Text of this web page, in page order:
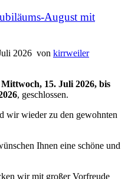
August mit
2026 von kirrweiler
Mittwoch, 15. Juli 2026, bis
, geschlossen.
wir wieder zu den gewohnten
Ihnen eine schöne und
wir mit großer Vorfreude